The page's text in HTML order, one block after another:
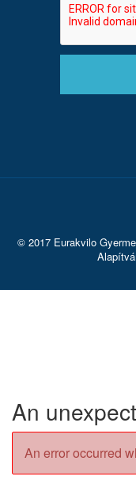
© 2017 Eurakvilo
An
An error occurred